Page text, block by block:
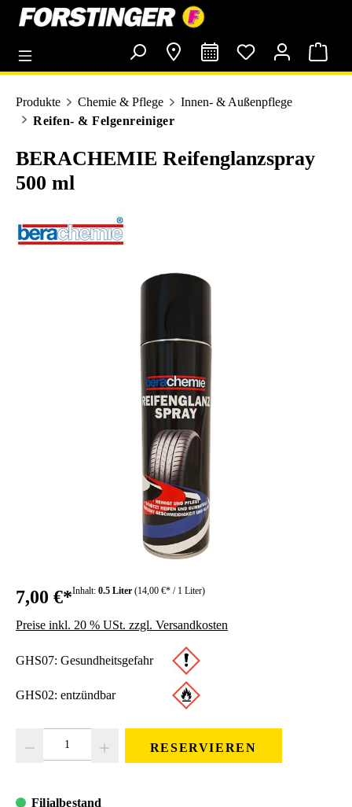
springen
Produkte Chemie & Pflege
Innen- & Außenpflege
Reifen- & Felgenreiniger
BERACHEMIE Reifenglanzspray
500 ml
Bildergalerie überspringen
7,00 €*Inhalt: 0.5 Liter (14,00 €* / 1 Liter)
Preise inkl. 20 % USt. zzgl. Versandkosten
GHS07: Gesundheitsgefahr
GHS02: entzündbar
RESERVIEREN
Filialbestand